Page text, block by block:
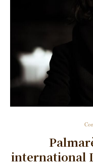
international